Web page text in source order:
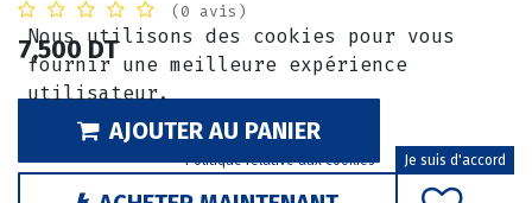
(0 avis)
7,500 DT
AJOUTER AU PANIER
Nous utilisons des cookies pour vous
fournir une meilleure expérience
utilisateur.
Politique relative aux cookies Je suis d'accord